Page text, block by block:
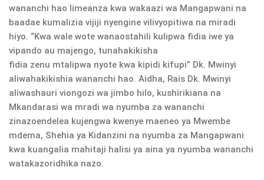
wananchi hao limeanza kwa wakaazi wa Mangapwani na
baadae kumalizia vijiji nyengine vilivyopitiwa na miradi
hiyo. “Kwa wale wote wanaostahili kulipwa fidia iwe ya
vipando au majengo, tunahakikisha
fidia zenu mtalipwa nyote kwa kipidi kifupi” Dk. Mwinyi
aliwahakikishia wananchi hao. Aidha, Rais Dk. Mwinyi
aliwashauri viongozi wa jimbo hilo, kushirikiana na
Mkandarasi wa mradi wa nyumba za wananchi
zinazoendelea kujengwa kwenye maeneo ya Mwembe
mdema, Shehia ya Kidanzini na nyumba za Mangapwani
kwa kuangalia mahitaji halisi ya aina ya nyumba wananchi
watakazoridhika nazo.